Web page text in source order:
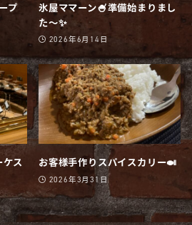
プ
氷屋ママーン🍧準備始まりまし
た〜✨
2026年6月14日
ケス お客様手作りスパイスカリー🍛
2026年3月31日